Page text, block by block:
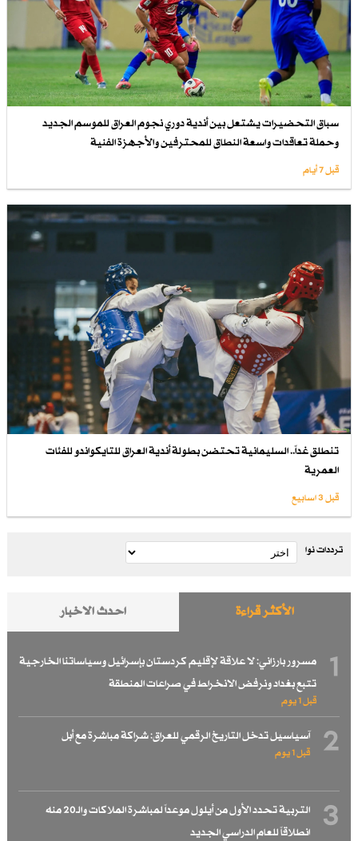
سباق التحضيرات يشتعل بين أندية دوري نجوم العراق للموسم الجديد
وحملة تعاقدات واسعة النطاق للمحترفين والأجهزة الفنية
قبل 7 أيام
تنطلق غداً.. السليمانية تحتضن بطولة أندية العراق للتايكواندو للفئات
العمرية
قبل 3 اسابیع
ترددات نوا
الأكثر قراءة احدث الاخبار
1
مسرور بارزاني: لا علاقة لإقليم كردستان بإسرائيل وسياساتنا الخارجية
تتبع بغداد ونرفض الانخراط في صراعات المنطقة
قبل 1 یوم
2 آسياسيل تدخل التاريخ الرقمي للعراق: شراكة مباشرة مع أبل
قبل 1 یوم
3
التربية تحدد الأول من أيلول موعداً لمباشرة الملاكات والـ20 منه
انطلاقاً للعام الدراسي الجديد